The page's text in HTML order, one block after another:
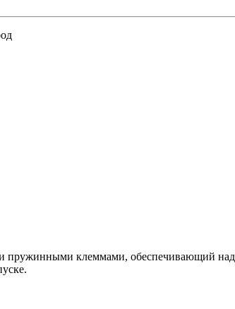
клеммами, обеспечивающий